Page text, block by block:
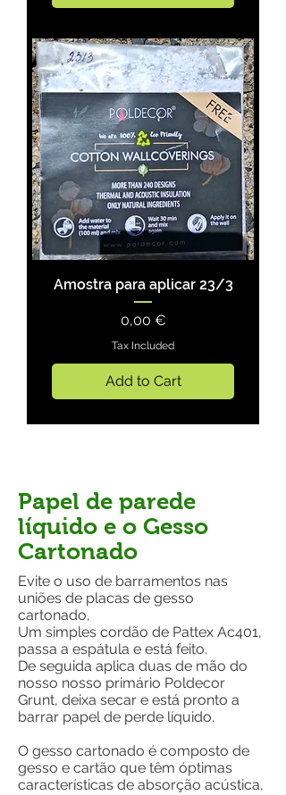
Amostra para aplicar 23/3
Price
0,00 €
Tax Included
Add to Cart
Papel de parede
líquido e o Gesso
Cartonado
Evite o uso de barramentos nas
uniões de placas de gesso
cartonado,
Um simples cordão de Pattex Ac401,
passa a espátula e está feito.
De seguida aplica duas de mão do
nosso nosso primário Poldecor
Grunt, deixa secar e está pronto a
barrar papel de perde líquido.
O gesso cartonado é composto de
gesso e cartão que têm óptimas
características de absorção acústica,